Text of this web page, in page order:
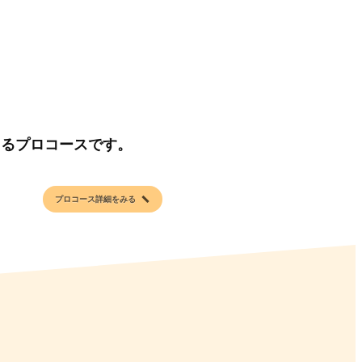
プロコースです。
プロコース詳細をみる